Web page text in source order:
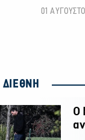
01
ΔΙΕΘΝΗ
Ο